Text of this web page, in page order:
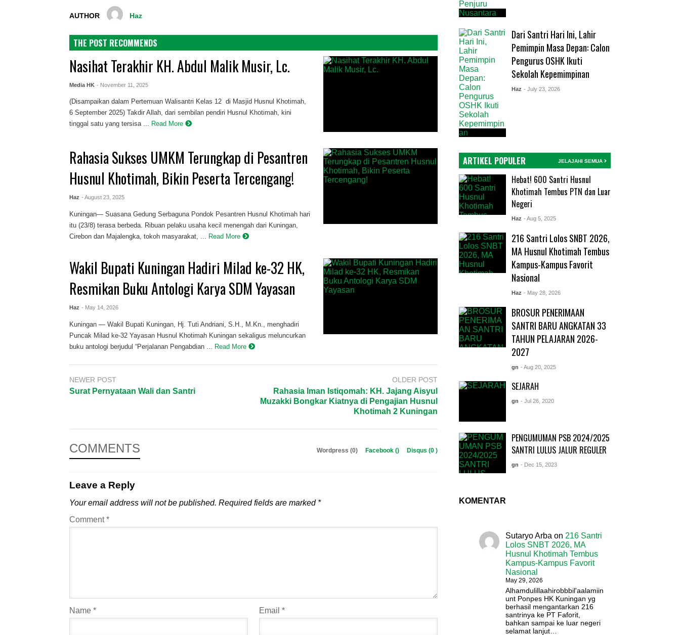
AUTHOR Haz
THE POST RECOMMENDS
Nasihat Terakhir KH. Abdul Malik Musir, Lc.
Media HK - November 11, 2025
(Disampaikan dalam Pertemuan Walisantri Kelas 12 di Masjid Husnul Khotimah,
6 September 2025) Takdir Allah, dari sembilan pendiri Husnul Khotimah, kini
tinggal satu yang tersisa ... Read More
Rahasia Sukses UMKM Terungkap di Pesantren
Husnul Khotimah, Bikin Peserta Tercengang!
Haz - August 23, 2025
Kuningan— Suasana Gedung Serbaguna Pondok Pesantren Husnul Khotimah hari
itu (23/8) terasa berbeda. Ribuan pelaku usaha kecil menengah dari Kuningan,
Cirebon dan Majalengka, tokoh masyarakat, ... Read More
Wakil Bupati Kuningan Hadiri Milad ke-32 HK,
Resmikan Buku Antologi Karya SDM Yayasan
Haz - May 14, 2026
Kuningan — Wakil Bupati Kuningan, Hj. Tuti Andriani, S.H., M.Kn., menghadiri
Puncak Milad ke-32 Yayasan Husnul Khotimah Kuningan sekaligus meluncurkan
buku antologi berjudul “Perjalanan Pengabdian ...
Read More
NEWER POST
Surat Pernyataan Wali dan Santri
OLDER POST
Rahasia Iman Istiqomah: KH. Jajang Aisyul
Muzakki Bongkar Kiatnya di Pengajian Husnul
Khotimah 2 Kuningan
COMMENTS Wordpress (0) Facebook () Disqus (0 )
Leave a Reply
Your email address will not be published. Required fields are marked *
Comment*
Name * Email *
Dari Santri Hari Ini, Lahir
Pemimpin Masa Depan: Calon
Pengurus OSHK Ikuti
Sekolah Kepemimpinan
Haz - July 23, 2026
ARTIKEL POPULER JELAJAHI SEMUA
Hebat! 600 Santri Husnul
Khotimah Tembus PTN dan Luar
Negeri
Haz - Aug 5, 2025
216 Santri Lolos SNBT 2026,
MA Husnul Khotimah Tembus
Kampus-Kampus Favorit
Nasional
Haz - May 28, 2026
BROSUR PENERIMAAN
SANTRI BARU ANGKATAN 33
TAHUN PELAJARAN 2026-
2027
gn - Aug 20, 2025
SEJARAH
gn - Jul 26, 2020
PENGUMUMAN PSB 2024/2025
SANTRI LULUS JALUR REGULER
gn - Dec 15, 2023
KOMENTAR
Sutaryo Arba on 216 Santri
Lolos SNBT 2026, MA
Husnul Khotimah Tembus
Kampus-Kampus Favorit
Nasional
May 29, 2026
Alhamdulillaahirobbbil'aalamiin
unt Ponpes HK Kuningan yg
berhasil mengantarkan 216
santrinya ke PT Faforit,
bahkan sampai ke luar negeri
selamat lanjut…